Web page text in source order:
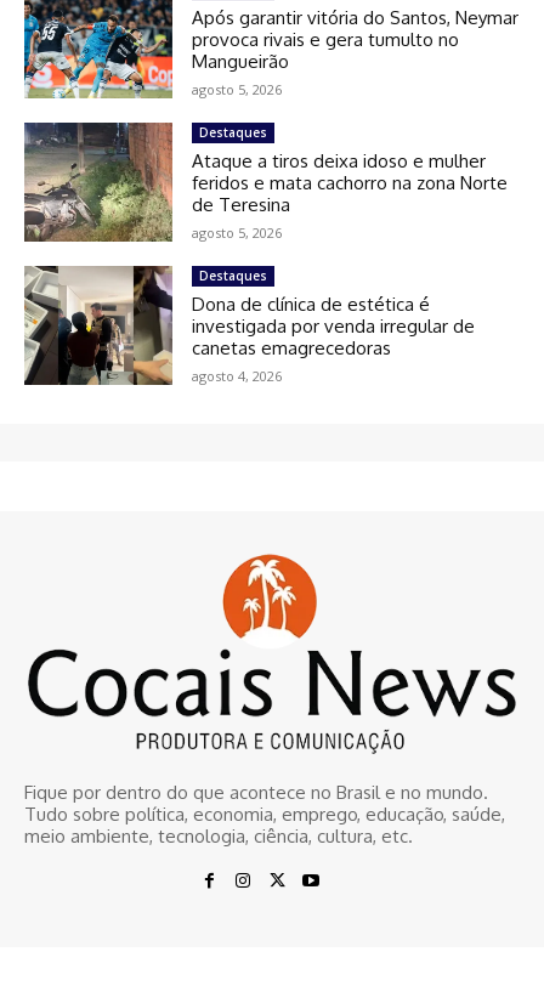
Após garantir vitória do Santos, Neymar
provoca rivais e gera tumulto no
Mangueirão
agosto 5, 2026
Destaques
Ataque a tiros deixa idoso e mulher
feridos e mata cachorro na zona Norte
de Teresina
agosto 5, 2026
Destaques
Dona de clínica de estética é
investigada por venda irregular de
canetas emagrecedoras
agosto 4, 2026
Fique por dentro do que acontece no Brasil e no mundo.
Tudo sobre política, economia, emprego, educação, saúde,
meio ambiente, tecnologia, ciência, cultura, etc.